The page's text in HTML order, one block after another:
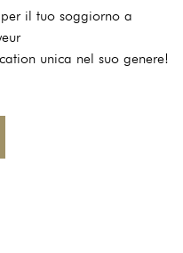
il tuo soggiorno a
unica nel suo genere!